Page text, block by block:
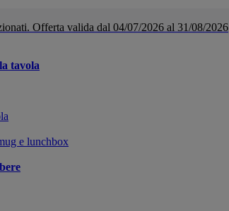
Offerta valida dal 04/07/2026 al 31/08/2026
tavola
e lunchbox